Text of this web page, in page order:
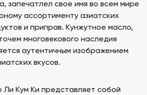
запечатлел свое имя во всем мире
ассортименту азиатских
и приправ. Кунжутное масло,
многовекового наследия
аутентичным изображением
вкусов.
Ли Кум Ки представляет собой